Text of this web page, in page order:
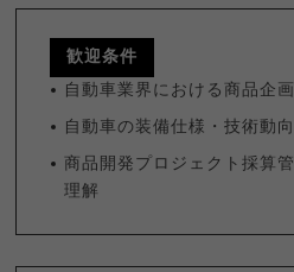
歓迎条件
自動車業界における商品企
自動車の装備仕様・技術動
商品開発プロジェクト採算
理解